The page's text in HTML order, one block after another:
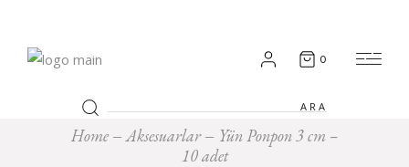
0
Search
for:
Home Aksesuarlar
Yün Ponpon 3 cm –
10 adet